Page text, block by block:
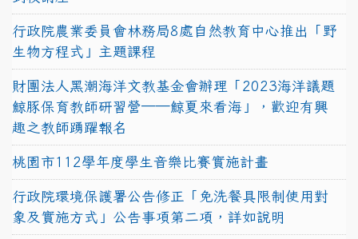
行政院農業委員會林務局8處自然教育中心推出「野
生物方程式」主題課程
財團法人黑潮海洋文教基金會辦理「2023海洋議題
鯨豚保育教師研習營──鯨夏來看海」，歡迎有興
趣之教師踴躍報名
桃園市112學年度學生音樂比賽實施計畫
行政院環境保護署公告修正「免洗餐具限制使用對
象及實施方式」公告事項第二項，詳如說明